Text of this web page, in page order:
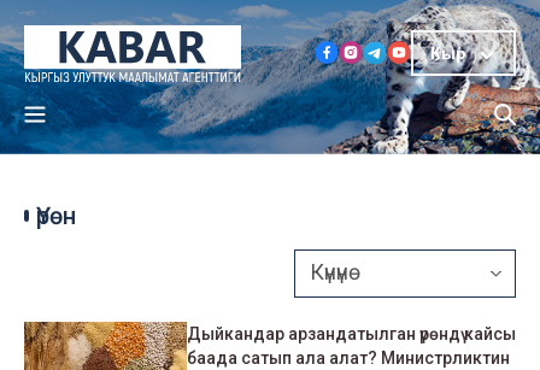
Кыр
Үрөн
Дыйкандар арзандатылган үрөндү кайсы
баада сатып ала алат? Министрликтин